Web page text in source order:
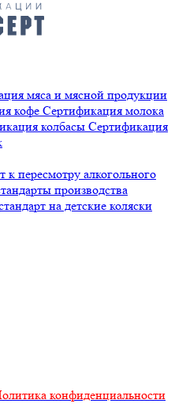
мяса и мясной продукции
кофе Сертификация молока
колбасы Сертификация
пересмотру алкогольного
производства
на детские коляски
конфиденциальности